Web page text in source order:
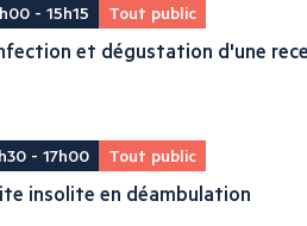
- 15h15 Tout public
et dégustation d'une
- 17h00 Tout public
insolite en déambulation